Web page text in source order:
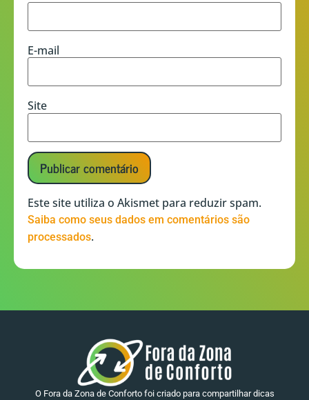
E-mail
Site
Este site utiliza o Akismet para reduzir spam.
Saiba como seus dados em comentários são
processados.
O Fora da Zona de Conforto foi criado para compartilhar dicas